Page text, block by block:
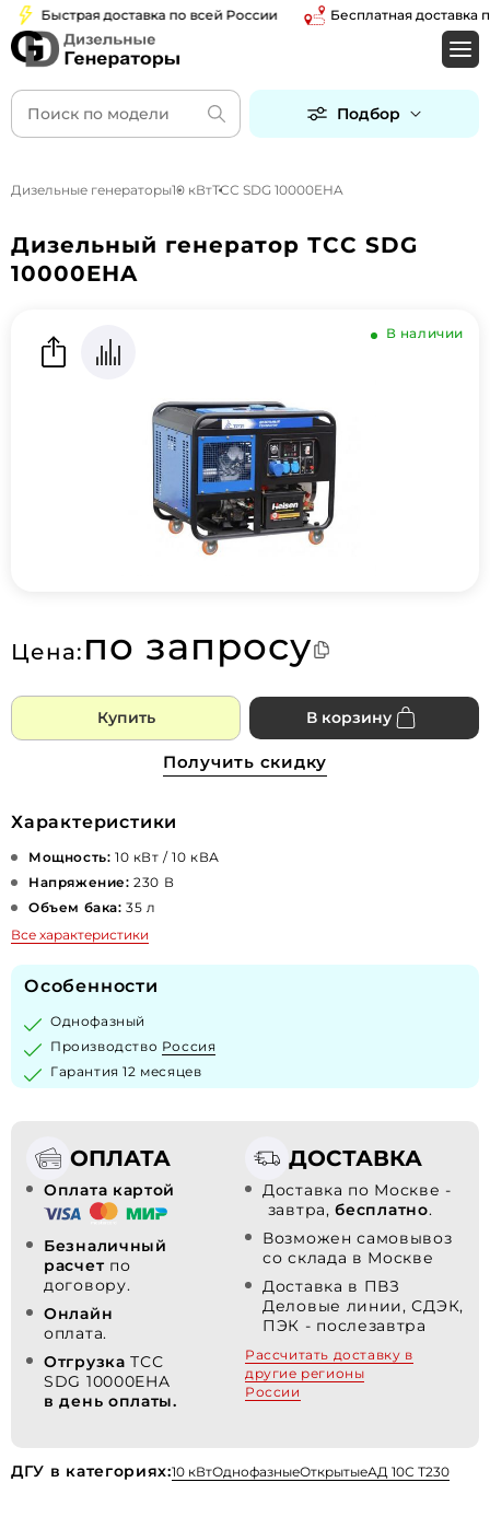
Быстрая доставка по всей России Бесплатная доставка по
Подбор
Дизельные генераторы10 кВтТСС SDG 10000EHA
Дизельный генератор ТСС SDG
10000EHA
В наличии
Цена: по запросу
Купить В корзину
Получить скидку
Характеристики
Мощность: 10 кВт / 10 кВА
Напряжение: 230 В
Объем бака: 35 л
Все характеристики
Особенности
Однофазный
Производство Россия
Гарантия 12 месяцев
ОПЛАТА
Оплата картой
Безналичный
расчет по
договору.
Онлайн
оплата.
Отгрузка ТСС
SDG 10000EHA
в день оплаты.
ДОСТАВКА
Доставка по Москве -
завтра,бесплатно.
Возможен самовывоз
со склада в Москве
Доставка в ПВЗ
Деловые линии, СДЭК,
ПЭК - послезавтра
Рассчитать доставку в
другие регионы
России
ДГУ в категориях:10 кВтОднофазныеОткрытыеАД 10С Т230